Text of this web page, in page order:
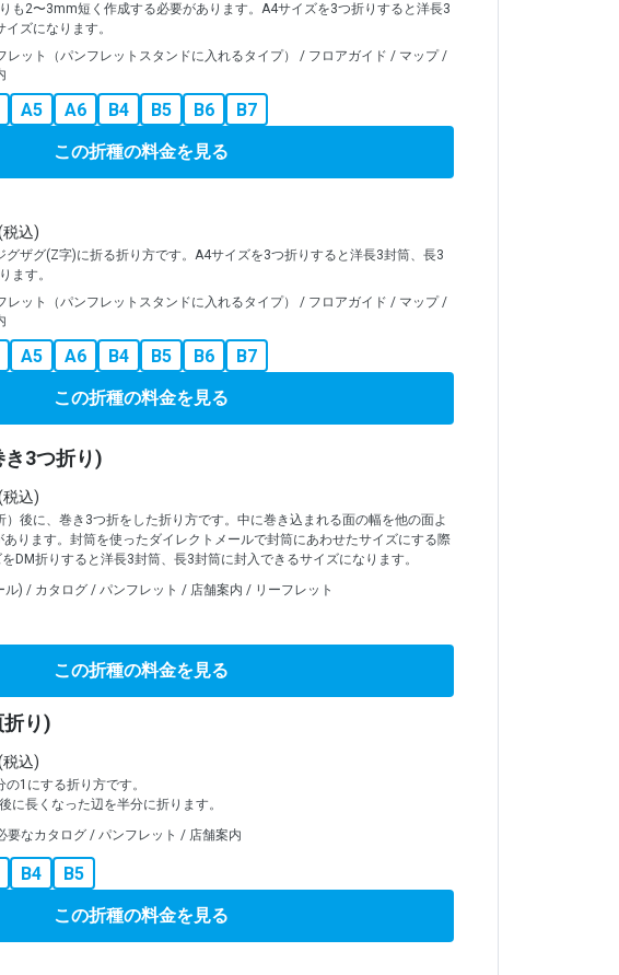
も2〜3mm短く作成する必要があります。A4サイズを3つ折りすると洋長3
ズになります。
レット（パンフレットスタンドに入れるタイプ） / フロアガイド / マップ /
A5 A6 B4 B5 B6 B7
この折種の料金を見る
税込)
グザグ(Z字)に折る折り方です。A4サイズを3つ折りすると洋長3封筒、長3
ます。
レット（パンフレットスタンドに入れるタイプ） / フロアガイド / マップ /
A5 A6 B4 B5 B6 B7
この折種の料金を見る
き3つ折り)
税込)
後に、巻き3つ折をした折り方です。中に巻き込まれる面の幅を他の面よ
ります。封筒を使ったダイレクトメールで封筒にあわせたサイズにする際
DM折りすると洋長3封筒、長3封筒に封入できるサイズになります。
ル) / カタログ / パンフレット / 店舗案内 / リーフレット
この折種の料金を見る
り)
税込)
1にする折り方です。
に長くなった辺を半分に折ります。
要なカタログ / パンフレット / 店舗案内
B4 B5
この折種の料金を見る